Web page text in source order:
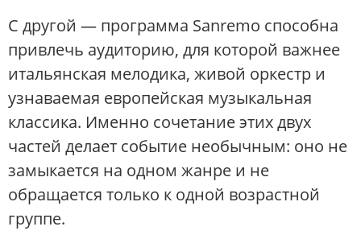
С другой — программа Sanremo способна
привлечь аудиторию, для которой важнее
итальянская мелодика, живой оркестр и
узнаваемая европейская музыкальная
классика. Именно сочетание этих двух
частей делает событие необычным: оно не
замыкается на одном жанре и не
обращается только к одной возрастной
группе.